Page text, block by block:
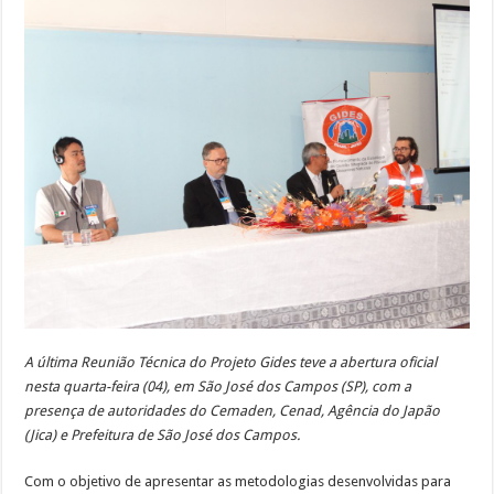
A última Reunião Técnica do Projeto Gides teve a abertura oficial
nesta quarta-feira (04), em São José dos Campos (SP), com a
presença de autoridades do Cemaden, Cenad, Agência do Japão
(Jica) e Prefeitura de São José dos Campos.
Com o objetivo de apresentar as metodologias desenvolvidas para